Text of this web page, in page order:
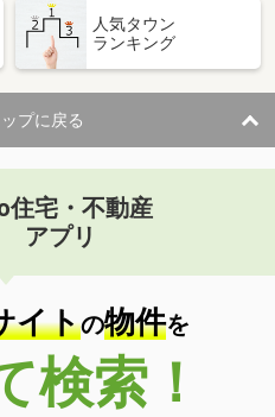
人気タウン
ランキング
プに戻る
住宅・不動産
アプリ
イトの物件を
検索！